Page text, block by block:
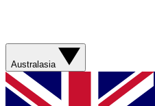
Australasia